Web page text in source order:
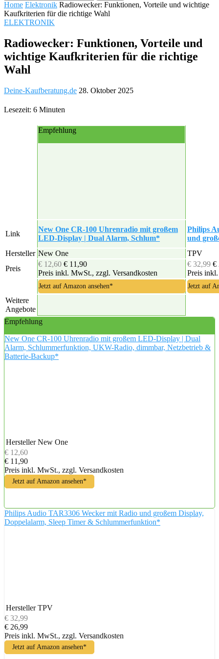
Home Elektronik Radiowecker: Funktionen, Vorteile und wichtige
Kaufkriterien für die richtige Wahl
ELEKTRONIK
Radiowecker: Funktionen, Vorteile und
wichtige Kaufkriterien für die richtige
Wahl
Deine-Kaufberatung.de 28. Oktober 2025
Lesezeit: 6 Minuten
Empfehlung
Link
New One CR-100 Uhrenradio mit großem
LED-Display | Dual Alarm, Schlum*
Philips
und
Hersteller New One
TPV
Preis
€ 12,60 € 11,90
Preis inkl. MwSt., zzgl. Versandkosten
€ 32,99 €
Preis
Jetzt auf Amazon ansehen* Jetzt auf
Weitere
Angebote
Empfehlung
New One CR-100 Uhrenradio mit großem LED-Display | Dual
Alarm, Schlummerfunktion, UKW-Radio, dimmbar, Netzbetrieb &
Batterie-Backup*
Hersteller New One
€ 12,60
€ 11,90
Preis inkl. MwSt., zzgl. Versandkosten
Jetzt auf Amazon ansehen*
Philips Audio TAR3306 Wecker mit Radio und großem Display,
Doppelalarm, Sleep Timer & Schlummerfunktion*
Hersteller TPV
€ 32,99
€ 26,99
Preis inkl. MwSt., zzgl. Versandkosten
Jetzt auf Amazon ansehen*